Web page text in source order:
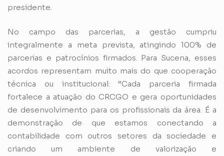
presidente.
No campo das parcerias, a gestão cumpriu
integralmente a meta prevista, atingindo 100% de
parcerias e patrocínios firmados. Para Sucena, esses
acordos representam muito mais do que cooperação
técnica ou institucional: “Cada parceria firmada
fortalece a atuação do CRCGO e gera oportunidades
de desenvolvimento para os profissionais da área. É a
demonstração de que estamos conectando a
contabilidade com outros setores da sociedade e
criando um ambiente de valorização e